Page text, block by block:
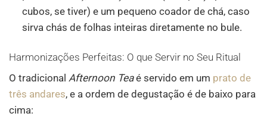
cubos, se tiver) e um pequeno coador de chá, caso
sirva chás de folhas inteiras diretamente no bule.
Harmonizações Perfeitas: O que Servir no Seu Ritual
O tradicional Afternoon Teaé servido em um prato de
três andares, e a ordem de degustação é de baixo para
cima: